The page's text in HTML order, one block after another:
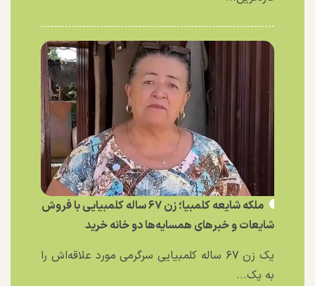
ملکه شایعه کلمبیا؛ زن ۶۷ ساله کلمبیایی با فروش
شایعات و خبر‌های همسایه‌ها دو خانه خرید
یک زن ۶۷ ساله کلمبیایی سرگرمی مورد علاقه‌اش را
به یک...